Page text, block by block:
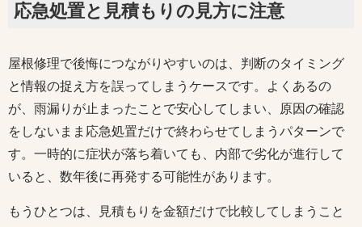
応急処置と見積もりの見方に注意
屋根修理で後悔につながりやすいのは、判断のタイミング
と情報の捉え方を誤ってしまうケースです。よくあるの
が、雨漏りが止まったことで安心してしまい、原因の確認
をしないまま応急処置だけで終わらせてしまうパターンで
す。一時的に症状が落ち着いても、内部で劣化が進行して
いると、数年後に再発する可能性があります。
もうひとつは、見積もりを金額だけで比較してしまうこと